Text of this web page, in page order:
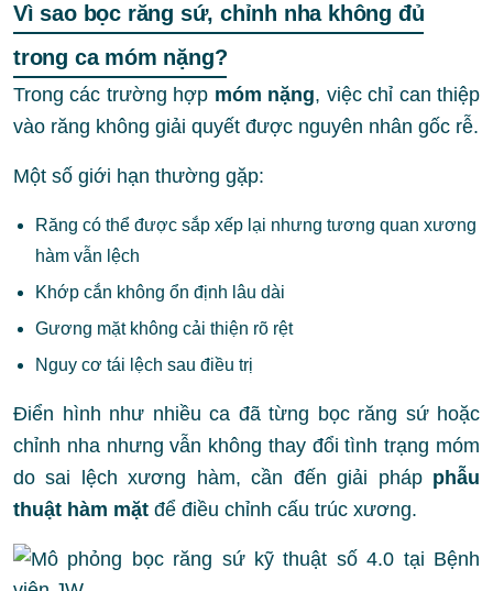
Vì sao bọc răng sứ, chỉnh nha không đủ
trong ca móm nặng?
Trong các trường hợp móm nặng, việc chỉ can thiệp
vào răng không giải quyết được nguyên nhân gốc rễ.
Một số giới hạn thường gặp:
Răng có thể được sắp xếp lại nhưng tương quan xương
hàm vẫn lệch
Khớp cắn không ổn định lâu dài
Gương mặt không cải thiện rõ rệt
Nguy cơ tái lệch sau điều trị
Điển hình như nhiều ca đã từng bọc răng sứ hoặc
chỉnh nha nhưng vẫn không thay đổi tình trạng móm
do sai lệch xương hàm, cần đến giải pháp phẫu
thuật hàm mặt để điều chỉnh cấu trúc xương.